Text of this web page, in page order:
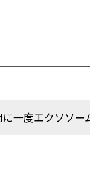
一度エクソソ